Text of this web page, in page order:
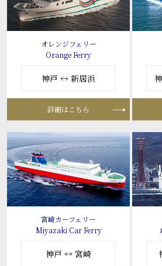
オレンジフェリー
Orange Ferry
神戸 ↔ 新居浜
詳細はこちら
宮崎カーフェリー
Miyazaki Car Ferry
神戸 ↔ 宮崎